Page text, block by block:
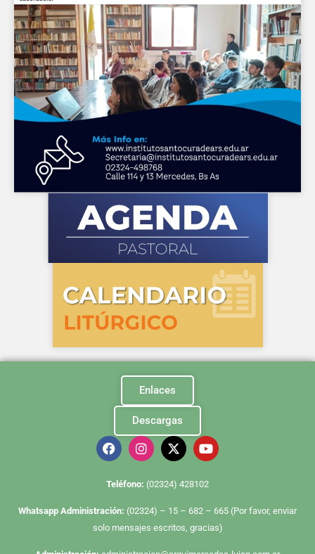
Enlaces
Descargas
Teléfono: (02324) 428102
Whatsapp Administración: (02324) – 15 – 682 – 665 (Por favor, enviar
solo mensajes escritos, gracias)